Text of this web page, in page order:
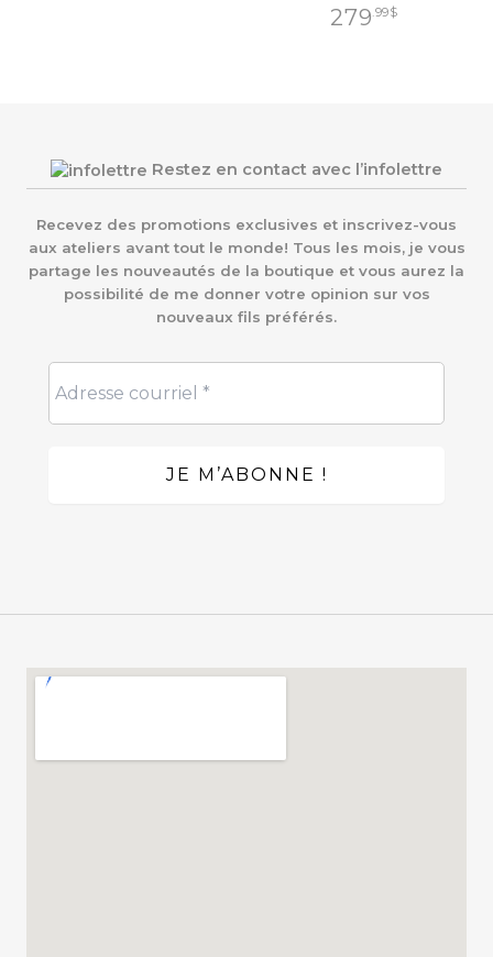
279.99$
Restez en contact avec l’infolettre
Recevez des promotions exclusives et inscrivez-vous
aux ateliers avant tout le monde! Tous les mois, je vous
partage les nouveautés de la boutique et vous aurez la
possibilité de me donner votre opinion sur vos
nouveaux fils préférés.